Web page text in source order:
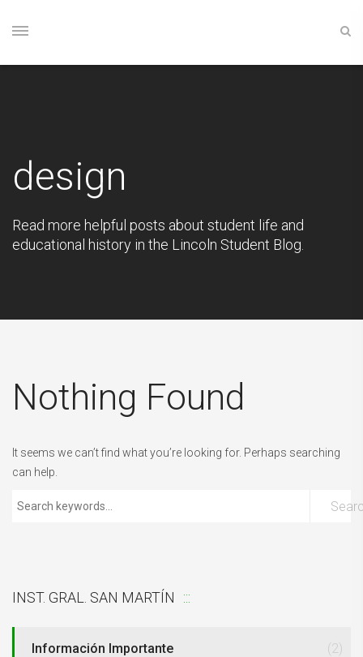
design
Read more helpful posts about student life and
educational history in the Lincoln Student Blog.
Nothing Found
It seems we can’t find what you’re looking for. Perhaps searching
can help.
INST. GRAL. SAN MARTÍN
Información Importante (2)